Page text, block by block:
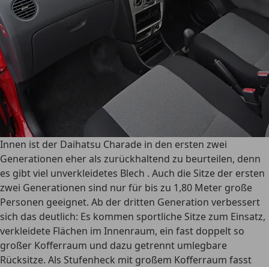
Innen ist der Daihatsu Charade in den ersten zwei
Generationen eher als zurückhaltend zu beurteilen, denn
es gibt viel unverkleidetes Blech . Auch die Sitze der ersten
zwei Generationen sind nur für bis zu 1,80 Meter große
Personen geeignet. Ab der dritten Generation verbessert
sich das deutlich: Es kommen sportliche Sitze zum Einsatz,
verkleidete Flächen im Innenraum, ein fast doppelt so
großer Kofferraum und dazu getrennt umlegbare
Rücksitze. Als Stufenheck mit großem Kofferraum fasst